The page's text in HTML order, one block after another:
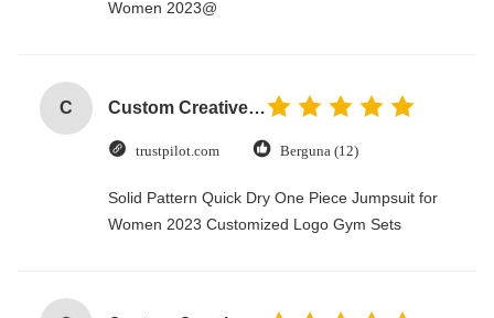
Women 2023@
C Custom Creative Goodie Christmas Kraft Paper Gift Bag with Your Own Logo for Xmas Decorative Party
trustpilot.com Berguna (12)
Solid Pattern Quick Dry One Piece Jumpsuit for
Women 2023 Customized Logo Gym Sets